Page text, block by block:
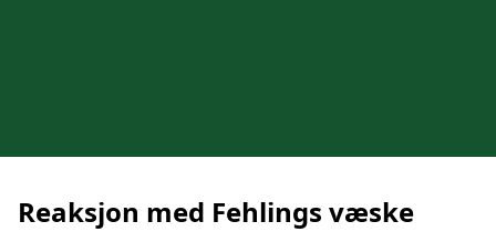
Reaksjon med Fehlings væske